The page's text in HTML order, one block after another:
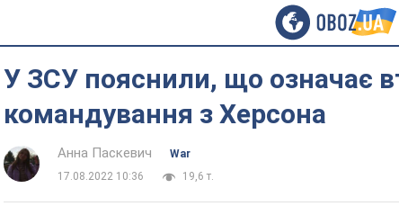
У ЗСУ пояснили, що означає
командування з Херсона
Анна Паскевич
War
17.08.2022 10:36
19,6 т.